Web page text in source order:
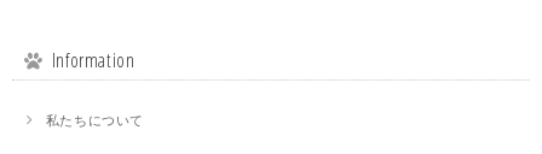
Information
私たちについて